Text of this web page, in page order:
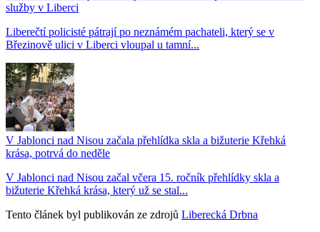
služby v Liberci
Liberečtí policisté pátrají po neznámém pachateli, který se v
Březinově ulici v Liberci vloupal u tamní...
V Jablonci nad Nisou začala přehlídka skla a bižuterie Křehká
krása, potrvá do neděle
V Jablonci nad Nisou začal včera 15. ročník přehlídky skla a
bižuterie Křehká krása, který už se stal...
Tento článek byl publikován ze zdrojů Liberecká Drbna